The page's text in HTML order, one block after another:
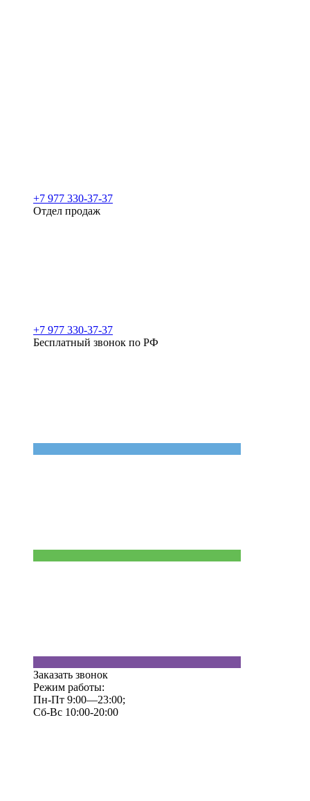
+7 977 330-37-37
Отдел продаж
+7 977 330-37-37
Бесплатный звонок по РФ
Заказать звонок
Режим работы:
Пн-Пт 9:00—23:00;
Сб-Вс 10:00-20:00